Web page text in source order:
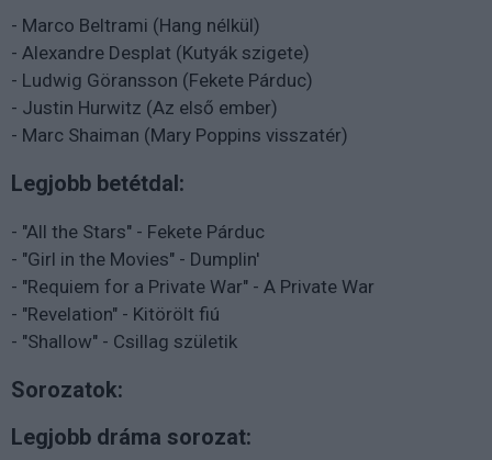
- Marco Beltrami (Hang nélkül)
- Alexandre Desplat (Kutyák szigete)
- Ludwig Göransson (Fekete Párduc)
- Justin Hurwitz (Az első ember)
- Marc Shaiman (Mary Poppins visszatér)
Legjobb betétdal:
- "All the Stars" - Fekete Párduc
- "Girl in the Movies" - Dumplin'
- "Requiem for a Private War" - A Private War
- "Revelation" - Kitörölt fiú
- "Shallow" - Csillag születik
Sorozatok:
Legjobb dráma sorozat: